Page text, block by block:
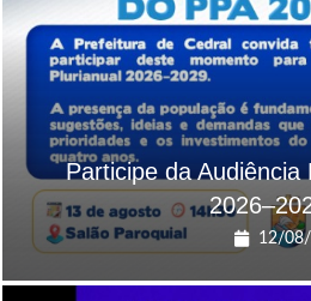
Participe da Audiência
12/